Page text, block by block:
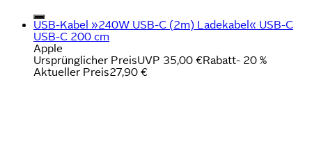
USB-Kabel »240W USB-C (2m) Ladekabel« USB-C
USB-C 200 cm
Apple
Ursprünglicher PreisUVP 35,00 €Rabatt- 20 %
Aktueller Preis27,90 €